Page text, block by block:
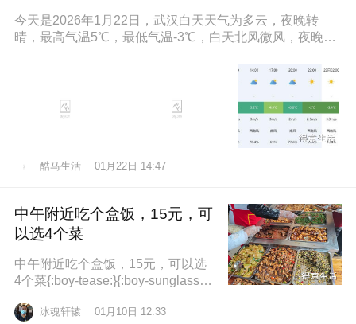
今天是2026年1月22日，武汉白天天气为多云，夜晚转
晴，最高气温5℃，最低气温-3℃，白天北风微风，夜晚东
酷马生活 01月22日 14:47
中午附近吃个盒饭，15元，可
以选4个菜
中午附近吃个盒饭，15元，可以选
4个菜{:boy-tease:}{:boy-sunglasse
冰魂轩辕 01月10日 12:33